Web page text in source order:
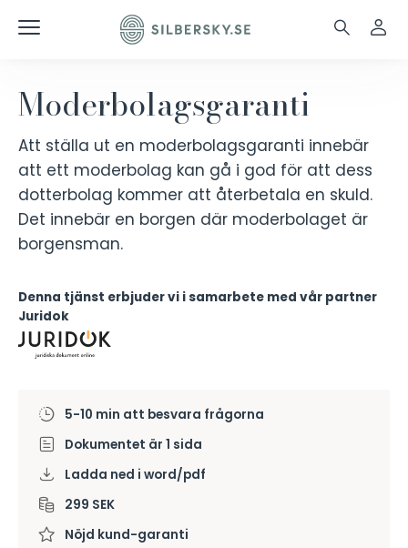
Moderbolagsgaranti
Att ställa ut en moderbolagsgaranti innebär
att ett moderbolag kan gå i god för att dess
dotterbolag kommer att återbetala en skuld.
Det innebär en borgen där moderbolaget är
borgensman.
Denna tjänst erbjuder vi i samarbete med vår partner
Juridok
5-10 min att besvara frågorna
Dokumentet är 1 sida
Ladda ned i word/pdf
299 SEK
Nöjd kund-garanti